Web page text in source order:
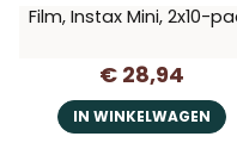
Film, Instax Mini, 2x10-
€ 28,94
IN WINKELWAGEN